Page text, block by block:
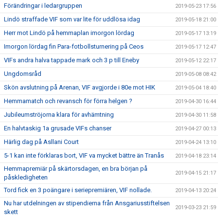
Förändringar i ledargruppen 2019-05-23 17:56
Lindö straffade VIF som var lite för uddlösa idag 2019-05-18 21:00
Herr mot Lindö på hemmaplan imorgon lördag 2019-05-17 13:19
Imorgon lördag fin Para-fotbollsturnering på Ceos 2019-05-17 12:47
VIFs andra halva tappade mark och 3 p till Eneby 2019-05-12 22:17
Ungdomsråd 2019-05-08 08:42
Skön avslutning på Arenan, VIF avgjorde i 80e mot HIK 2019-05-04 18:40
Hemmamatch och revansch för förra helgen ? 2019-04-30 16:44
Jubileumströjorna klara för avhämtning 2019-04-30 11:58
En halvtaskig 1a grusade VIFs chanser 2019-04-27 00:13
Härlig dag på Asllani Court 2019-04-24 13:10
5-1 kan inte förklaras bort, VIF va mycket bättre än Tranås 2019-04-18 23:14
Hemmapremiär på skärtorsdagen, en bra början på
påskledigheten
2019-04-15 21:17
Tord fick en 3 poängare i seriepremiären, VIF nollade. 2019-04-13 20:24
Nu har utdelningen av stipendierna från Ansgariusstiftelsen
skett
2019-03-23 21:59